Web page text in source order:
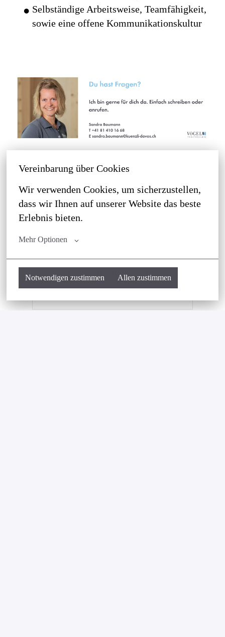
Vereinbarung über Cookies
Wir verwenden Cookies, um sicherzustellen,
dass wir Ihnen auf unserer Website das beste
Erlebnis bieten.
Mehr Optionen
Notwendigen zustimmen Allen zustimmen
Selbständige Arbeitsweise, Teamfähigkeit,
sowie eine offene Kommunikationskultur
JETZT BEWERBEN
Cookies aktualisieren